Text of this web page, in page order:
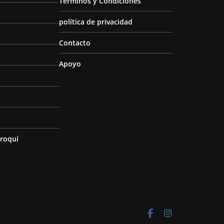
política de privacidad
Contacto
Apoyo